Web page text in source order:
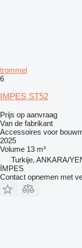
trommel
6
IMPES ST52
Prijs op aanvraag
Van de fabrikant
Accessoires voor
2025
Volume 13 m³
Turkije, ANKARA/
İMPES
Contact opnemen met